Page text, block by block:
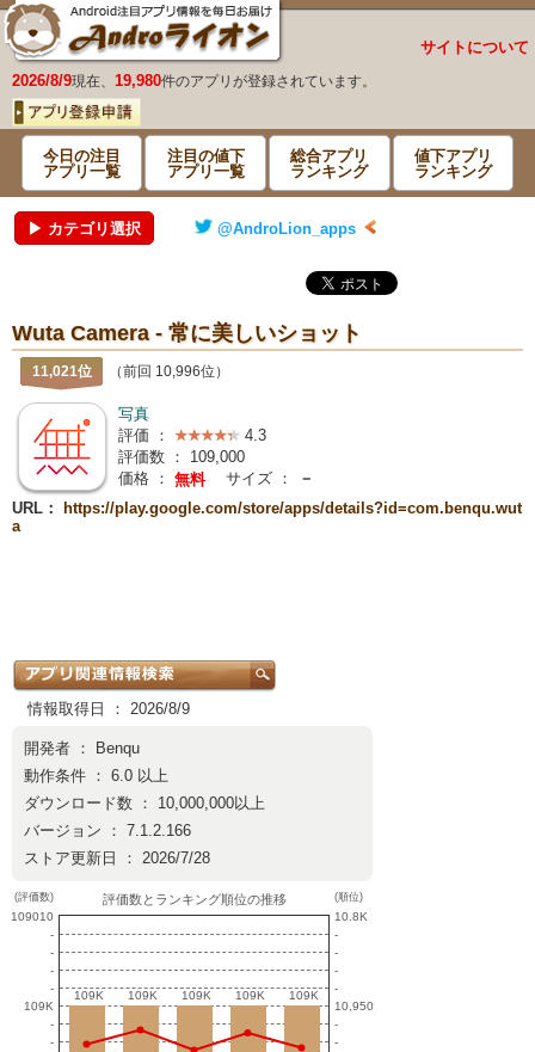
サイトについて
2026/8/9現在、 19,980件のアプリが登録されています。
今日の注目
アプリ一覧
注目の値下
アプリ一覧
総合アプリ
ランキング
値下アプリ
ランキング
▶ カテゴリ選択 @AndroLion_apps
Wuta Camera - 常に美しいショット
11,021位 （前回 10,996位）
写真
評価 ：
4.3
評価数 ： 109,000
価格 ： 無料 サイズ ：
－
URL：
https://play.google.com/store/apps/details?id=com.benqu.wut
a
情報取得日 ： 2026/8/9
開発者 ：
Benqu
動作条件 ： 6.0 以上
ダウンロード数 ： 10,000,000以上
バージョン ： 7.1.2.166
ストア更新日 ： 2026/7/28
(評価数)
109010
-
-
-
-
109K
-
-
評価数とランキング順位の推移
109K
109K 109K
109K 109K
109K 109K
109K 109K
109K
(順位)
10.8K
-
-
-
-
10,950
-
-